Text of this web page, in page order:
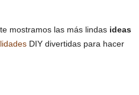
mostramos las más lindas ideas
DIY divertidas para hacer